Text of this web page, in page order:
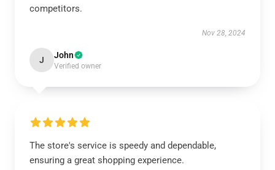
competitors.
Nov 28, 2024
J John
Verified owner
The store's service is speedy and dependable,
ensuring a great shopping experience.